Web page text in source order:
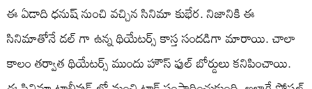
ఈ ఏడాది ధనుష్ నుంచి వచ్చిన సినిమా కుభేర. నిజానికి ఈ
సినిమాతోనే డల్ గా ఉన్న థియేటర్స్ కాస్త సందడిగా మారాయి. చాలా
కాలం తర్వాత థియేటర్స్ ముందు హౌస్ ఫుల్ బోర్డులు కనిపించాయి.